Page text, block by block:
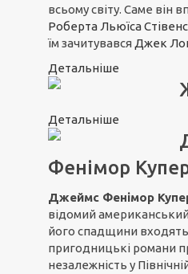
всьому світу. Саме він
Роберта Льюїса
їм зачитувався Джек
Детальніше
Детальніше
Фенімор
Джеймс Фенімор
відомий
його спадщини
пригодницькі романи
незалежність у